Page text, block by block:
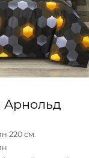
Арнольд
220 см.